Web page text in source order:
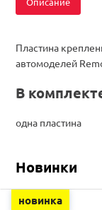
Пластина
автомоделей
В
одна пластина
Новинки
новинка